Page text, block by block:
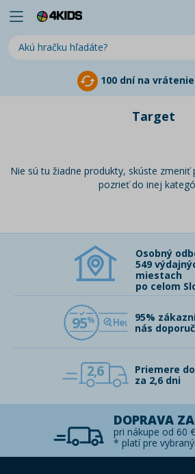
100 dní na
Target
Nie sú tu žiadne produkty, skúste
pozrieť do inej
Osobný
549
miestach
po celom
95
95%
nás
2,6
Priemere
za 2,6 dni
DOPRAVA
pri nákupe od 60 €
* platí pre